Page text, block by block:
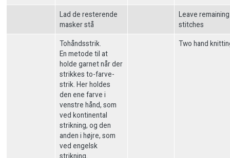
Lad de resterende
masker stå
Leave remaining
stitches
Tohåndsstrik.
En metode til at
holde garnet når der
strikkes to-farve-
strik. Her holdes
den ene farve i
venstre hånd, som
ved kontinental
strikning, og den
anden i højre, som
ved engelsk
strikning.
Two hand